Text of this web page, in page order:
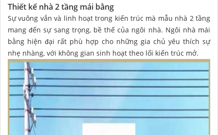
Thiết kế nhà 2 tầng mái bằng
Sự vuông vắn và linh hoạt trong kiến trúc mà mẫu nhà 2 tầng
mang đến sự sang trọng, bề thế của ngôi nhà. Ngôi nhà mái
bằng hiện đại rất phù hợp cho những gia chủ yêu thích sự
nhẹ nhàng, với không gian sinh hoạt theo lối kiến trúc mở.